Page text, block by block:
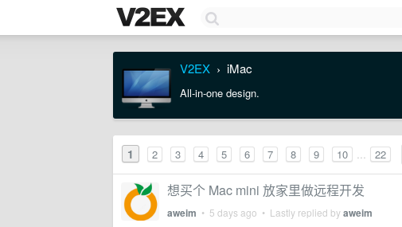
V2EX › iMac
All-in-one design.
1 2 3 4 5 6 7 8 9 10 ... 22
想买个 Mac mini 放家里做远程开发
aweim • 5 days ago • Lastly replied byaweim